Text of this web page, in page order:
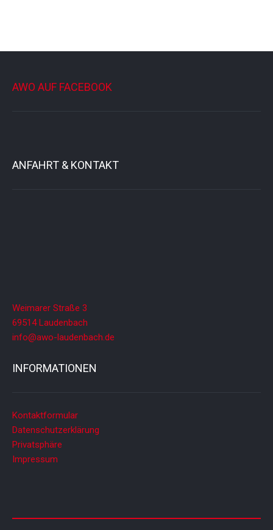
AWO AUF FACEBOOK
ANFAHRT & KONTAKT
Weimarer Straße 3
69514 Laudenbach
info@awo-laudenbach.de
INFORMATIONEN
Kontaktformular
Datenschutzerklärung
Privatsphäre
Impressum